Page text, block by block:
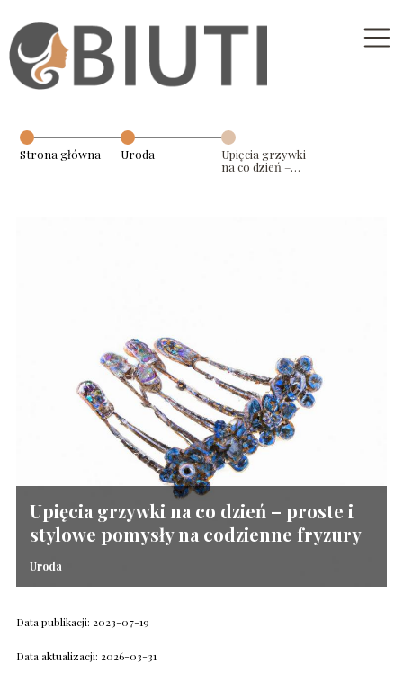
Strona główna Uroda
Upięcia grzywki
na co dzień –
Upięcia grzywki na co dzień – proste i
stylowe pomysły na codzienne fryzury
Uroda
Data publikacji: 2023-07-19
Data aktualizacji: 2026-03-31